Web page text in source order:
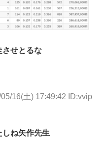
させとるな
16(土) 17:49:42 ID:vvip
しね矢作先生